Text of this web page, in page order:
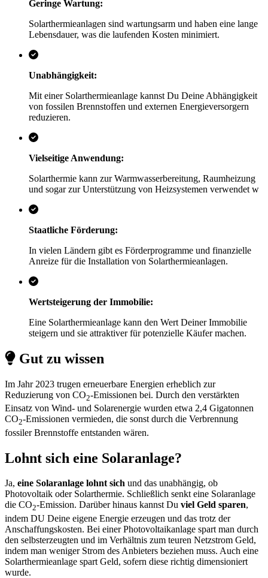
Geringe Wartung:
Solarthermieanlagen sind wartungsarm und haben eine lange
Lebensdauer, was die laufenden Kosten minimiert.
Unabhängigkeit:
Mit einer Solarthermieanlage kannst Du Deine Abhängigkeit
von fossilen Brennstoffen und externen Energieversorgern
reduzieren.
Vielseitige Anwendung:
Solarthermie kann zur Warmwasserbereitung, Raumheizung
und sogar zur Unterstützung von Heizsystemen verwendet w
Staatliche Förderung:
In vielen Ländern gibt es Förderprogramme und finanzielle
Anreize für die Installation von Solarthermieanlagen.
Wertsteigerung der Immobilie:
Eine Solarthermieanlage kann den Wert Deiner Immobilie
steigern und sie attraktiver für potenzielle Käufer machen.
Gut zu wissen
Im Jahr 2023 trugen erneuerbare Energien erheblich zur
Reduzierung von CO2-Emissionen bei. Durch den verstärkten
Einsatz von Wind- und Solarenergie wurden etwa 2,4 Gigatonnen
CO2-Emissionen vermieden, die sonst durch die Verbrennung
fossiler Brennstoffe entstanden wären.
Lohnt sich eine Solaranlage?
Ja, eine Solaranlage lohnt sich und das unabhängig, ob
Photovoltaik oder Solarthermie. Schließlich senkt eine Solaranlage
die CO2-Emission. Darüber hinaus kannst Du viel Geld sparen,
indem DU Deine eigene Energie erzeugen und das trotz der
Anschaffungskosten. Bei einer Photovoltaikanlage spart man durch
den selbsterzeugten und im Verhältnis zum teuren Netzstrom Geld,
indem man weniger Strom des Anbieters beziehen muss. Auch eine
Solarthermieanlage spart Geld, sofern diese richtig dimensioniert
wurde.